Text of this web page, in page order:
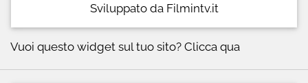
Sviluppato da Filmintv.it
Vuoi questo widget sul tuo sito? Clicca qua